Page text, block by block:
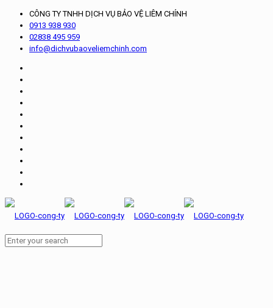
CÔNG TY TNHH DỊCH VỤ BẢO VỆ LIÊM CHÍNH
0913 938 930
02838 495 959
info@dichvubaoveliemchinh.com